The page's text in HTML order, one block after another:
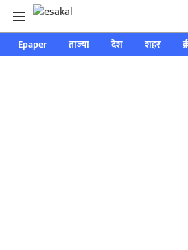
Epaper ताज्या देश शहर